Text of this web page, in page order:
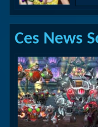
Ces News